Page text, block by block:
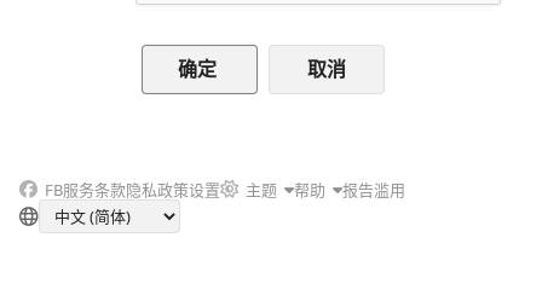
取消
FB服务条款隐私政策设置 主题 帮助 报告滥用